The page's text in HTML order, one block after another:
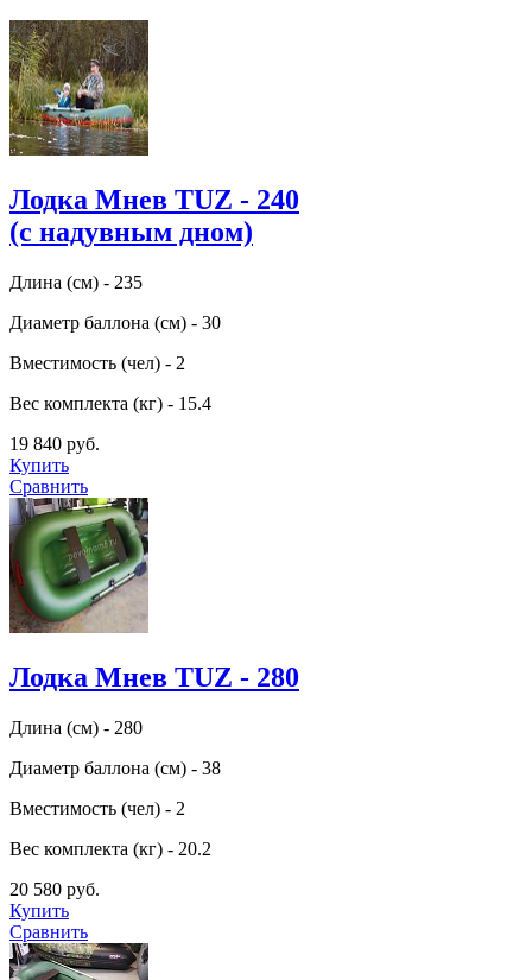
Лодка Мнев TUZ - 240
(с надувным дном)
Длина (см) - 235
Диаметр баллона (см) - 30
Вместимость (чел) - 2
Вес комплекта (кг) - 15.4
19 840 руб.
Купить
Сравнить
Лодка Мнев TUZ - 280
Длина (см) - 280
Диаметр баллона (см) - 38
Вместимость (чел) - 2
Вес комплекта (кг) - 20.2
20 580 руб.
Купить
Сравнить